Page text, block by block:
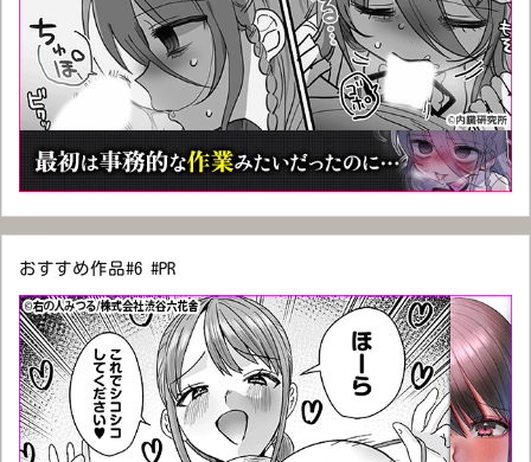
おすすめ作品#6 #PR